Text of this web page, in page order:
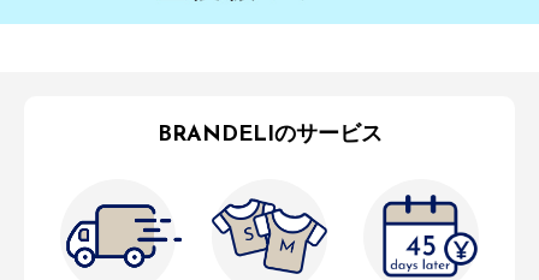
BRANDELIのサービス